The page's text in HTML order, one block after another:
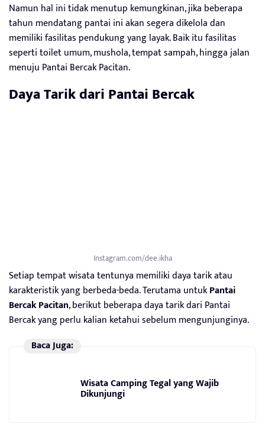
Namun hal ini tidak menutup kemungkinan, jika beberapa
tahun mendatang pantai ini akan segera dikelola dan
memiliki fasilitas pendukung yang layak. Baik itu fasilitas
seperti toilet umum, mushola, tempat sampah, hingga jalan
menuju Pantai Bercak Pacitan.
Daya Tarik dari Pantai Bercak
Instagram.com/dee.ikha
Setiap tempat wisata tentunya memiliki daya tarik atau
karakteristik yang berbeda-beda. Terutama untukPantai
Bercak Pacitan, berikut beberapa daya tarik dari Pantai
Bercak yang perlu kalian ketahui sebelum mengunjunginya.
Baca Juga:
Wisata Camping Tegal yang Wajib
Dikunjungi